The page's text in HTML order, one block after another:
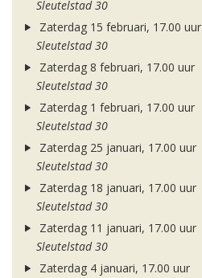
Sleutelstad 30
Zaterdag 15 februari, 17.00 uur
Sleutelstad 30
Zaterdag 8 februari, 17.00 uur
Sleutelstad 30
Zaterdag 1 februari, 17.00 uur
Sleutelstad 30
Zaterdag 25 januari, 17.00 uur
Sleutelstad 30
Zaterdag 18 januari, 17.00 uur
Sleutelstad 30
Zaterdag 11 januari, 17.00 uur
Sleutelstad 30
Zaterdag 4 januari, 17.00 uur